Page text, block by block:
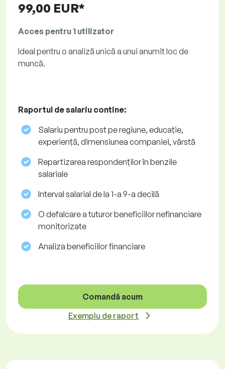
99,00 EUR*
Acces pentru 1 utilizator
Ideal pentru o analiză unică a unui anumit loc de
muncă.
Raportul de salariu contine:
Salariu pentru post pe regiune, educație,
experiență, dimensiunea companiei, vârstă
Repartizarea respondenților în benzile
salariale
Interval salarial de la 1-a 9-a decilă
O defalcare a tuturor beneficiilor nefinanciare
monitorizate
Analiza beneficiilor financiare
Comandă acum
Exemplu de raport